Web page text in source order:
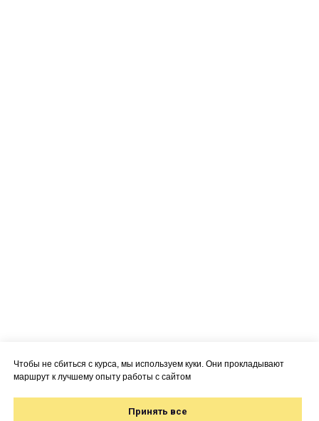
Чтобы не сбиться с курса, мы используем куки. Они прокладывают
маршрут к лучшему опыту работы с сайтом
Принять все